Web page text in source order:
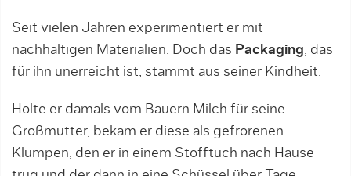
Seit vielen Jahren experimentiert er mit
nachhaltigen Materialien. Doch das Packaging, das
für ihn unerreicht ist, stammt aus seiner Kindheit.
Holte er damals vom Bauern Milch für seine
Großmutter, bekam er diese als gefrorenen
Klumpen, den er in einem Stofftuch nach Hause